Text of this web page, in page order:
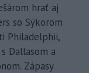
hrať aj
so Sýkorom
Philadelphii,
Dallasom a
Zápasy